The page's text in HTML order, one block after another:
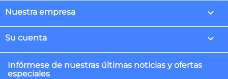
Nuestra empresa 
Su cuenta 
Infórmese de nuestras últimas noticias y ofertas
especiales